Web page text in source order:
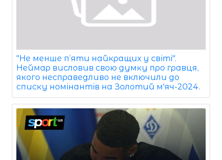
"Не менше п’яти найкращих у світі".
Неймар висловив свою думку про гравця,
якого несправедливо не включили до
списку номінантів на Золотий м'яч-2024.